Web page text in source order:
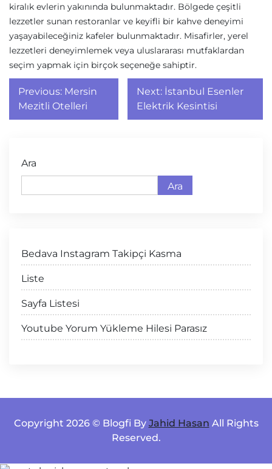
kiralık evlerin yakınında bulunmaktadır. Bölgede çeşitli
lezzetler sunan restoranlar ve keyifli bir kahve deneyimi
yaşayabileceğiniz kafeler bulunmaktadır. Misafirler, yerel
lezzetleri deneyimlemek veya uluslararası mutfaklardan
seçim yapmak için birçok seçeneğe sahiptir.
Yazı
gezinmesi
Previous: Mersin
Mezitli Otelleri
Next: İstanbul Esenler
Elektrik Kesintisi
Ara
Ara
Bedava Instagram Takipçi Kasma
Liste
Sayfa Listesi
Youtube Yorum Yükleme Hilesi Parasız
Copyright 2026 © Blogfi By Jahid Hasan All Rights
Reserved.